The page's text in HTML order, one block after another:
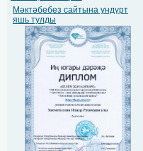
Мәктәбебез сайтына ундүрт
яшь тулды